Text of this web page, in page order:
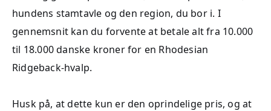
hundens stamtavle og den region, du bor i. I
gennemsnit kan du forvente at betale alt fra 10.000
til 18.000 danske kroner for en Rhodesian
Ridgeback-hvalp.
Husk på, at dette kun er den oprindelige pris, og at